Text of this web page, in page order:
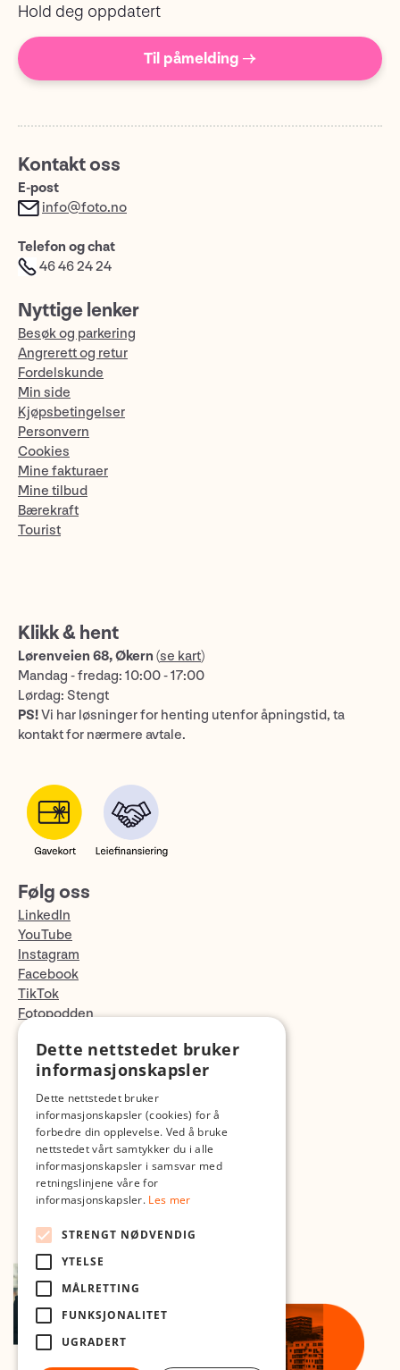
Hold deg oppdatert
Til påmelding →
Kontakt oss
E-post
info@foto.no
Telefon og chat
46 46 24 24
Nyttige lenker
Besøk og parkering
Angrerett og retur
Fordelskunde
Min side
Kjøpsbetingelser
Personvern
Cookies
Mine fakturaer
Mine tilbud
Bærekraft
Tourist
Klikk & hent
Lørenveien 68, Økern (se kart)
Mandag - fredag: 10:00 - 17:00
Lørdag: Stengt
PS!Vi har løsninger for henting utenfor åpningstid, ta
kontakt for nærmere avtale.
Følg oss
LinkedIn
YouTube
Instagram
Facebook
TikTok
Fotopodden
Med forbehold om skrive- og lagerfeil
Dette nettstedet bruker
informasjonskapsler
Dette nettstedet bruker
informasjonskapsler (cookies) for å
forbedre din opplevelse. Ved å bruke
nettstedet vårt samtykker du i alle
informasjonskapsler i samsvar med
retningslinjene våre for
informasjonskapsler. Les mer
STRENGT NØDVENDIG
YTELSE
MÅLRETTING
FUNKSJONALITET
UGRADERT